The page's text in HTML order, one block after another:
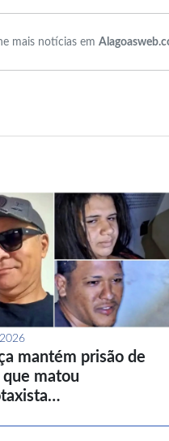
mais notícias em
mantém prisão de
que matou